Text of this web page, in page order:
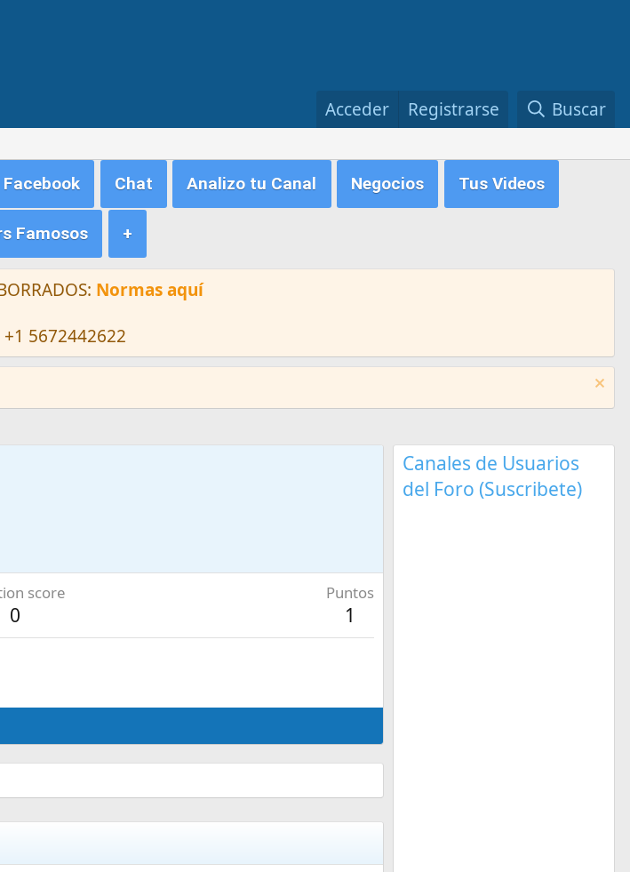
Acceder Registrarse Buscar
Facebook Chat Analizo tu Canal Negocios Tus Videos
Famosos +
Normas aquí
5672442622
score
0
Puntos
1
Canales de Usuarios
del Foro (Suscribete)